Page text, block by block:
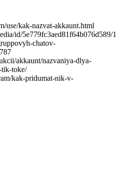
use/kak-nazvat-akkaunt.html
id/5e779fc3aed81f64b076d589/
chatov-
akkaunt/nazvaniya-dlya-
tik-toke/
kak-pridumat-nik-v-